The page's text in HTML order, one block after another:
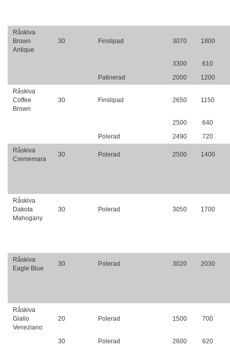
Råskiva
Brown
Antique
30 Finslipad 3070 1800
3300
610
Patinerad
2000
1200
Råskiva
Coffee
Brown
30 Finslipad 2650 1150
2500
640
Polerad
2490
720
Råskiva
Crememara
30 Polerad 2500 1400
Råskiva
Dakota
Mahogany
30 Polerad 3050 1700
Råskiva
Eagle Blue
30 Polerad 3020 2030
Råskiva
Giallo
Veneziano
20 Polerad 1500 700
30 Polerad 2600 620